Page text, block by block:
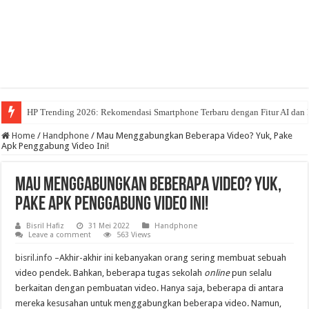
HP Trending 2026: Rekomendasi Smartphone Terbaru dengan Fitur AI dan
Home / Handphone / Mau Menggabungkan Beberapa Video? Yuk, Pake
Apk Penggabung Video Ini!
Mau Menggabungkan Beberapa Video? Yuk,
Pake Apk Penggabung Video Ini!
Bisril Hafiz 31 Mei 2022
Handphone
Leave a comment
563 Views
bisril.info –Akhir-akhir ini kebanyakan orang sering membuat sebuah
video pendek. Bahkan, beberapa tugas sekolah onlinepun selalu
berkaitan dengan pembuatan video. Hanya saja, beberapa di antara
mereka kesusahan untuk menggabungkan beberapa video. Namun,